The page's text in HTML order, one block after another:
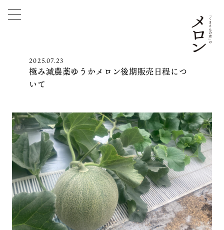
2025.07.23
極み減農薬ゆうかメロン後期販売日程につ
いて